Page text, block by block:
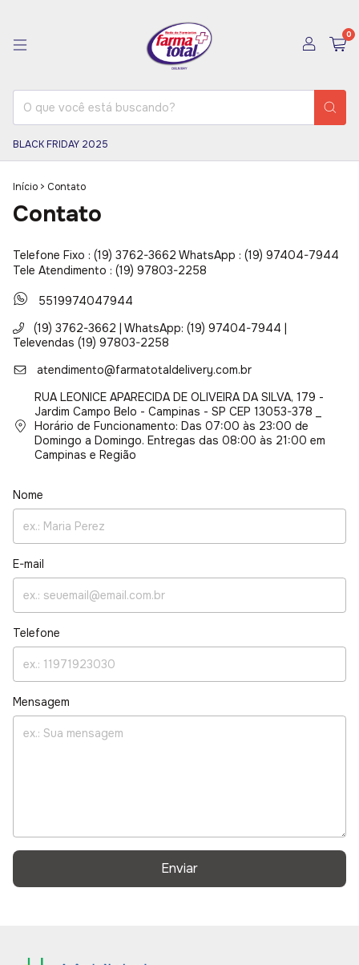
0
BLACK FRIDAY 2025
Início > Contato
Contato
Telefone Fixo : (19) 3762-3662 WhatsApp : (19) 97404-7944
Tele Atendimento : (19) 97803-2258
5519974047944
(19) 3762-3662 | WhatsApp: (19) 97404-7944 |
Televendas (19) 97803-2258
atendimento@farmatotaldelivery.com.br
RUA LEONICE APARECIDA DE OLIVEIRA DA SILVA, 179 -
Jardim Campo Belo - Campinas - SP CEP 13053-378 _
Horário de Funcionamento: Das 07:00 às 23:00 de
Domingo a Domingo. Entregas das 08:00 às 21:00 em
Campinas e Região
Nome
E-mail
Telefone
Mensagem
Enviar